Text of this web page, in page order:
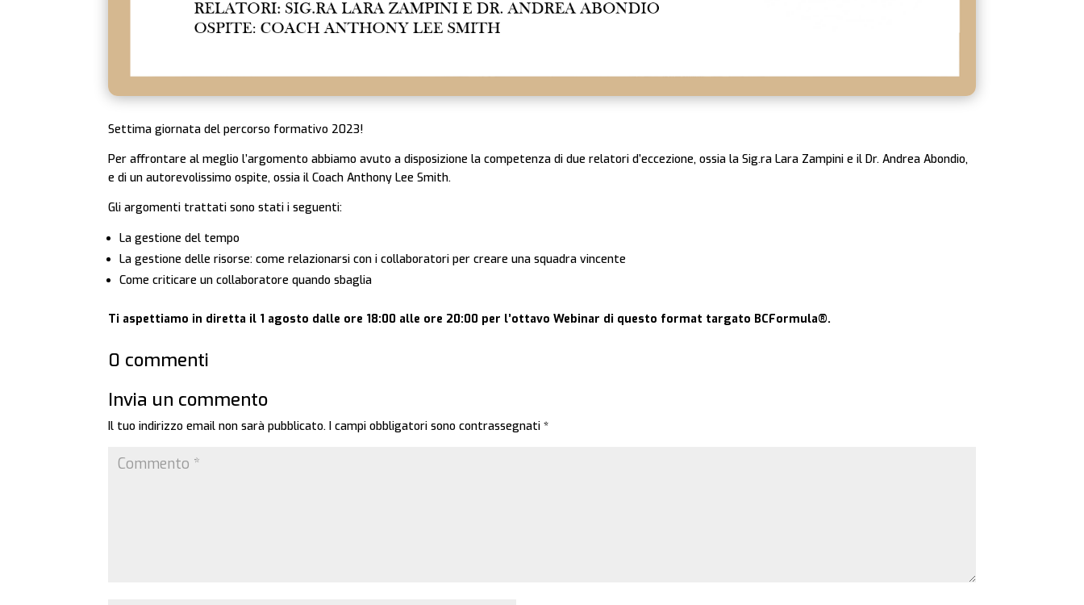
Settima giornata del percorso formativo 2023!
Per affrontare al meglio l’argomento abbiamo avuto a disposizione la competenza di due relatori d’eccezione, ossia la Sig.ra Lara Zampini e il Dr. Andrea Abondio,
e di un autorevolissimo ospite, ossia il Coach Anthony Lee Smith.
Gli argomenti trattati sono stati i seguenti:
La gestione del tempo
La gestione delle risorse: come relazionarsi con i collaboratori per creare una squadra vincente
Come criticare un collaboratore quando sbaglia
Ti aspettiamo in diretta il 1 agosto dalle ore 18:00 alle ore 20:00 per l’ottavo Webinar di questo format targato BCFormula®.
0 commenti
Invia un commento
Il tuo indirizzo email non sarà pubblicato. I campi obbligatori sono contrassegnati*